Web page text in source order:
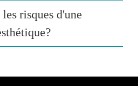
risques d'une